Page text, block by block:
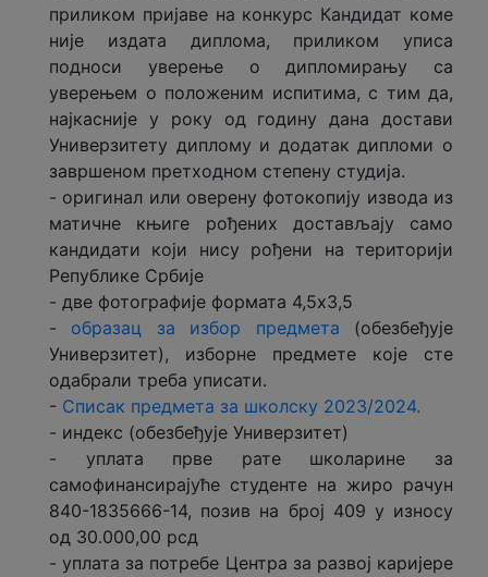
приликом пријаве на конкурс Кандидат коме
није издата диплома, приликом уписа
подноси уверење о дипломирању са
уверењем о положеним испитима, с тим да,
најкасније у року од годину дана достави
Универзитету диплому и додатак дипломи о
завршеном претходном степену студија.
- oригинал или оверену фотокопију извода из
матичне књиге рођених достављају само
кандидати који нису рођени на територији
Републике Србије
- две фотографије формата 4,5x3,5
- образац за избор предмета (обезбеђује
Универзитет), изборне предмете које сте
одабрали треба уписати.
- Списак предмета за школску 2023/2024.
- индекс (обезбеђује Универзитет)
- уплата прве рате школарине за
самофинансирајуће студенте на жиро рачун
840-1835666-14, позив на број 409 у износу
од 30.000,00 рсд
- уплата за потребе Центра за развој каријере